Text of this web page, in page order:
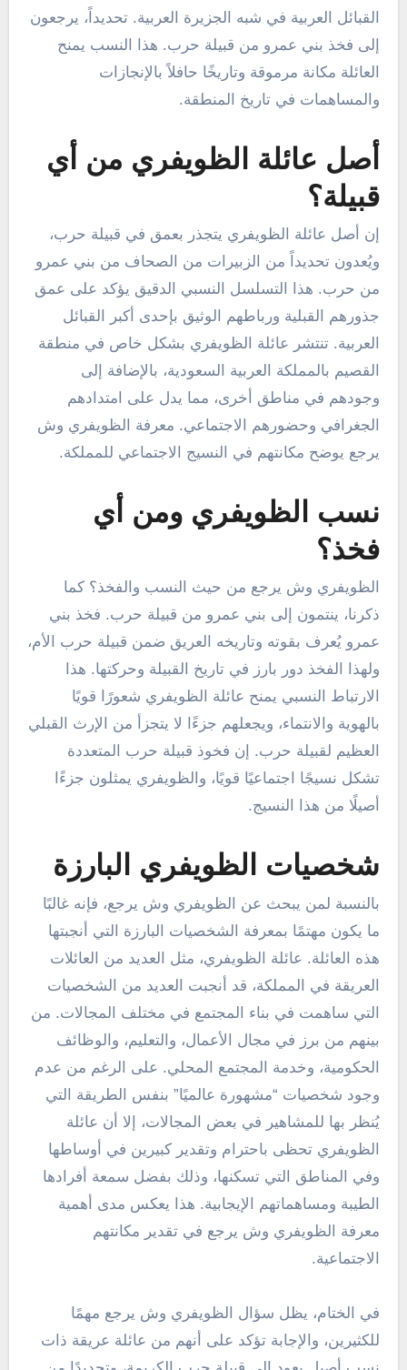
القبائل العربية في شبه الجزيرة العربية. تحديداً، يرجعون
إلى فخذ بني عمرو من قبيلة حرب. هذا النسب يمنح
العائلة مكانة مرموقة وتاريخًا حافلاً بالإنجازات
والمساهمات في تاريخ المنطقة.
أصل عائلة الظويفري من أي
قبيلة؟
إن أصل عائلة الظويفري يتجذر بعمق في قبيلة حرب،
ويُعدون تحديداً من الزبيرات من الصحاف من بني عمرو
من حرب. هذا التسلسل النسبي الدقيق يؤكد على عمق
جذورهم القبلية ورباطهم الوثيق بإحدى أكبر القبائل
العربية. تنتشر عائلة الظويفري بشكل خاص في منطقة
القصيم بالمملكة العربية السعودية، بالإضافة إلى
وجودهم في مناطق أخرى، مما يدل على امتدادهم
الجغرافي وحضورهم الاجتماعي. معرفة الظويفري وش
يرجع يوضح مكانتهم في النسيج الاجتماعي للمملكة.
نسب الظويفري ومن أي
فخذ؟
الظويفري وش يرجع من حيث النسب والفخذ؟ كما
ذكرنا، ينتمون إلى بني عمرو من قبيلة حرب. فخذ بني
عمرو يُعرف بقوته وتاريخه العريق ضمن قبيلة حرب الأم،
ولهذا الفخذ دور بارز في تاريخ القبيلة وحركتها. هذا
الارتباط النسبي يمنح عائلة الظويفري شعورًا قويًا
بالهوية والانتماء، ويجعلهم جزءًا لا يتجزأ من الإرث القبلي
العظيم لقبيلة حرب. إن فخوذ قبيلة حرب المتعددة
تشكل نسيجًا اجتماعيًا قويًا، والظويفري يمثلون جزءًا
أصيلًا من هذا النسيج.
شخصيات الظويفري البارزة
بالنسبة لمن يبحث عن الظويفري وش يرجع، فإنه غالبًا
ما يكون مهتمًا بمعرفة الشخصيات البارزة التي أنجبتها
هذه العائلة. عائلة الظويفري، مثل العديد من العائلات
العريقة في المملكة، قد أنجبت العديد من الشخصيات
التي ساهمت في بناء المجتمع في مختلف المجالات. من
بينهم من برز في مجال الأعمال، والتعليم، والوظائف
الحكومية، وخدمة المجتمع المحلي. على الرغم من عدم
وجود شخصيات “مشهورة عالميًا” بنفس الطريقة التي
يُنظر بها للمشاهير في بعض المجالات، إلا أن عائلة
الظويفري تحظى باحترام وتقدير كبيرين في أوساطها
وفي المناطق التي تسكنها، وذلك بفضل سمعة أفرادها
الطيبة ومساهماتهم الإيجابية. هذا يعكس مدى أهمية
معرفة الظويفري وش يرجع في تقدير مكانتهم
الاجتماعية.
في الختام، يظل سؤال الظويفري وش يرجع مهمًا
للكثيرين، والإجابة تؤكد على أنهم من عائلة عريقة ذات